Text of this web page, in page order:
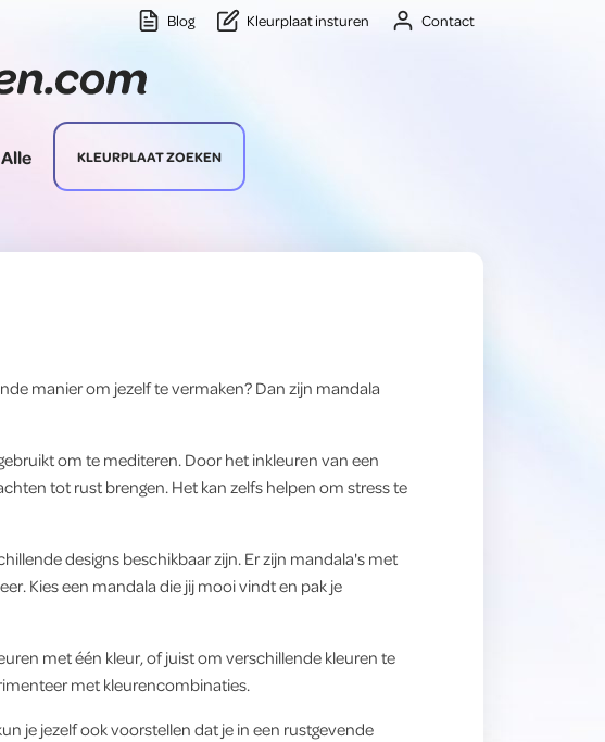
Blog Kleurplaat insturen Contact
Alle KLEURPLAAT ZOEKEN
manier om jezelf te vermaken? Dan zijn mandala
om te mediteren. Door het inkleuren van een
tot rust brengen. Het kan zelfs helpen om stress te
designs beschikbaar zijn. Er zijn mandala's met
Kies een mandala die jij mooi vindt en pak je
met één kleur, of juist om verschillende kleuren te
met kleurencombinaties.
je jezelf ook voorstellen dat je in een rustgevende